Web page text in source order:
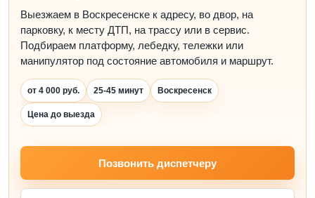
Выезжаем в Воскресенске к адресу, во двор, на
парковку, к месту ДТП, на трассу или в сервис.
Подбираем платформу, лебедку, тележки или
манипулятор под состояние автомобиля и маршрут.
от 4 000 руб. 25-45 минут Воскресенск
Цена до выезда
Позвонить диспетчеру